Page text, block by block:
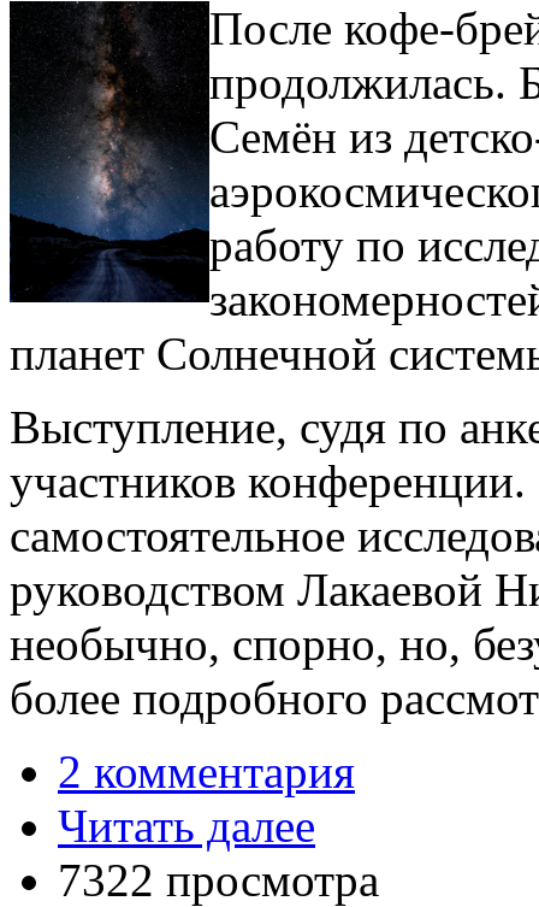
После кофе-
продолжилась.
Семён из
работу по
планет Солнечной
Выступление, судя по
участников
самостоятельное
руководством Лакаевой
необычно, спорно, но,
более подробного
2 комментария
Читать далее
7322 просмотра